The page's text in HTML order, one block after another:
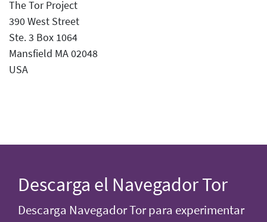
The Tor Project
390 West Street
Ste. 3 Box 1064
Mansfield MA 02048
USA
Descarga el Navegador Tor
Descarga Navegador Tor para experimentar